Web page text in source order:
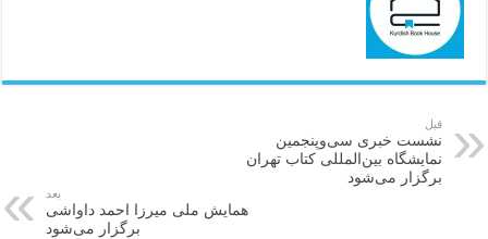
قبل
نشست خبری سی‌وپنجمین
نمایشگاه بین‌المللی کتاب تهران
برگزار می‌شود
بعد
همایش ملی میرزا احمد داواشی
برگزار می‌شود